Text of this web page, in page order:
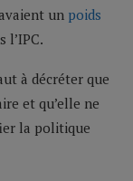
un poids
l’IPC.
à décréter que
et qu’elle ne
la politique